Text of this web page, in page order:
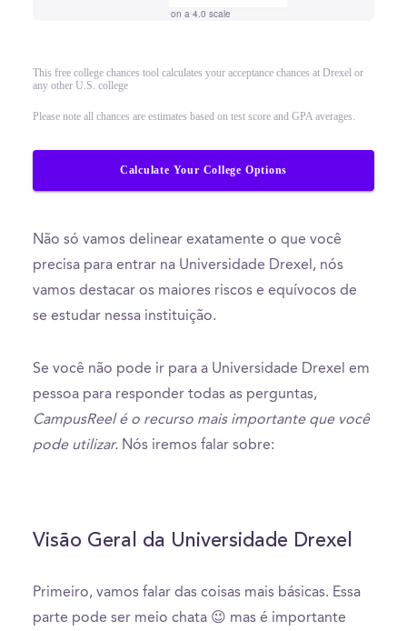
on a 4.0 scale
This free college chances tool calculates your acceptance chances at Drexel or
any other U.S. college
Please note all chances are estimates based on test score and GPA averages.
Calculate Your College Options
Não só vamos delinear exatamente o que você
precisa para entrar na Universidade Drexel, nós
vamos destacar os maiores riscos e equívocos de
se estudar nessa instituição.
Se você não pode ir para a Universidade Drexel em
pessoa para responder todas as perguntas,
CampusReel é o recurso mais importante que você
pode utilizar. Nós iremos falar sobre:
Visão Geral da Universidade Drexel
Primeiro, vamos falar das coisas mais básicas. Essa
parte pode ser meio chata 😉 mas é importante